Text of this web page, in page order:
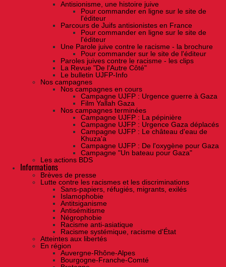
Antisionisme, une histoire juive
Pour commander en ligne sur le site de
l'éditeur
Parcours de Juifs antisionistes en France
Pour commander en ligne sur le site de
l'éditeur
Une Parole juive contre le racisme - la brochure
Pour commander sur le site de l'éditeur
Paroles juives contre le racisme - les clips
La Revue "De l'Autre Côté"
Le bulletin UJFP-Info
Nos campagnes
Nos campagnes en cours
Campagne UJFP : Urgence guerre à Gaza
Film Yallah Gaza
Nos campagnes terminées
Campagne UJFP : La pépinière
Campagne UJFP : Urgence Gaza déplacés
Campagne UJFP : Le château d'eau de
Khuza'a
Campagne UJFP : De l'oxygène pour Gaza
Campagne "Un bateau pour Gaza"
Les actions BDS
Informations
Brèves de presse
Lutte contre les racismes et les discriminations
Sans-papiers, réfugiés, migrants, exilés
Islamophobie
Antitsiganisme
Antisémitisme
Négrophobie
Racisme anti-asiatique
Racisme systémique, racisme d'État
Atteintes aux libertés
En région
Auvergne-Rhône-Alpes
Bourgogne-Franche-Comté